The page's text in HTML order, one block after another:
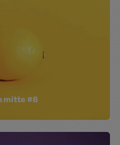
mitte #8